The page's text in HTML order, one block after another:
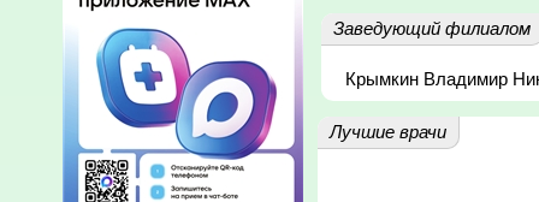
Заведующий филиалом
Крымкин Владимир
Лучшие врачи